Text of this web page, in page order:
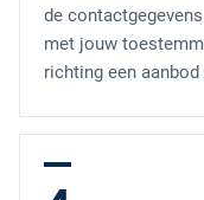
de
met jouw
richting een aanbod